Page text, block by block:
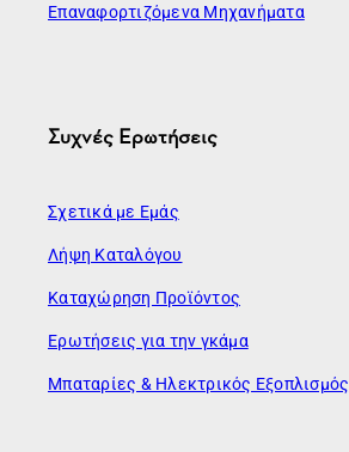
Επαναφορτιζόμενα Μηχανήματα
Συχνές Ερωτήσεις
Σχετικά με Εμάς
Λήψη Καταλόγου
Καταχώρηση Προϊόντος
Ερωτήσεις για την γκάμα
Μπαταρίες & Ηλεκτρικός Εξοπλισμός